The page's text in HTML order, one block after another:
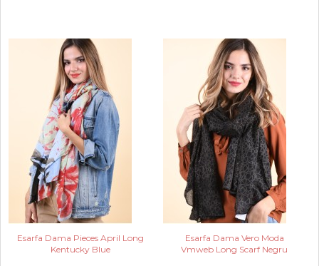
Esarfa Dama Pieces April Long
Kentucky Blue
Esarfa Dama Vero Moda
Vmweb Long Scarf Negru